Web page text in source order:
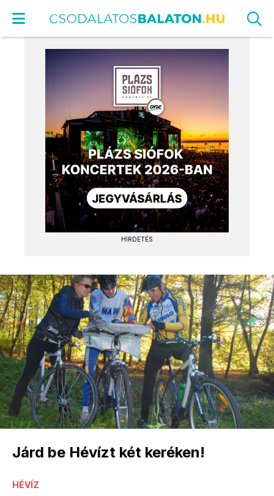
HIRDETÉS
Járd be Hévízt két keréken!
HÉVÍZ